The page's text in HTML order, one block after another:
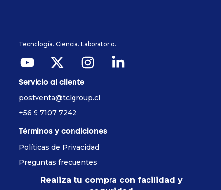
Tecnología. Ciencia. Laboratorio.
Servicio al cliente
postventa@tclgroup.cl
+56 9 7107 7242
Términos y condiciones
Políticas de Privacidad
Preguntas frecuentes
Realiza tu compra con facilidad y